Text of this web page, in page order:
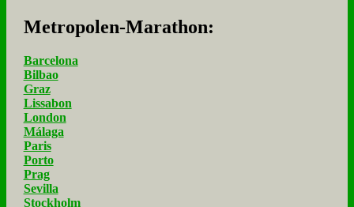
Me­tro­po­len-Ma­ra­thon:
Barcelona
Bilbao
Graz
Lissabon
London
Málaga
Paris
Porto
Prag
Sevilla
Stockholm